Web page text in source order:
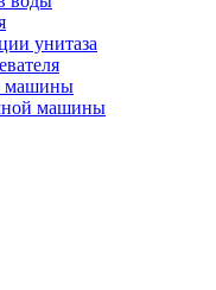
унитаза
машины
машины